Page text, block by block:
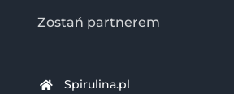
Zostań partnerem
Spirulina.pl